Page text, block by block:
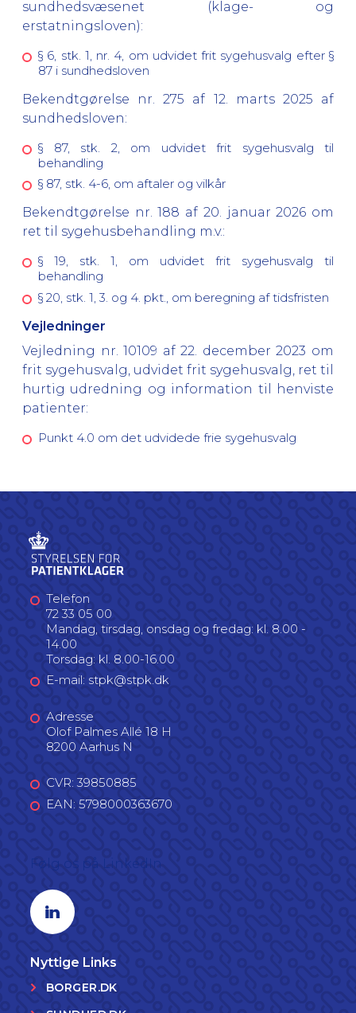
sundhedsvæsenet (klage- og
erstatningsloven):
§ 6, stk. 1, nr. 4, om udvidet frit sygehusvalg efter §
87 i sundhedsloven
Bekendtgørelse nr. 275 af 12. marts 2025 af
sundhedsloven:
§ 87, stk. 2, om udvidet frit sygehusvalg til
behandling
§ 87, stk. 4-6, om aftaler og vilkår
Bekendtgørelse nr. 188 af 20. januar 2026 om
ret til sygehusbehandling m.v.:
§ 19, stk. 1, om udvidet frit sygehusvalg til
behandling
§ 20, stk. 1, 3. og 4. pkt., om beregning af tidsfristen
Vejledninger
Vejledning nr. 10109 af 22. december 2023 om
frit sygehusvalg, udvidet frit sygehusvalg, ret til
hurtig udredning og information til henviste
patienter:
Punkt 4.0 om det udvidede frie sygehusvalg
Telefon
72 33 05 00
Mandag, tirsdag, onsdag og fredag: kl. 8.00 -
14.00
Torsdag: kl. 8.00-16.00
E-mail: stpk@stpk.dk
Adresse
Olof Palmes Allé 18 H
8200 Aarhus N
CVR: 39850885
EAN: 5798000363670
Linkedin profil
Nyttige Links
BORGER.DK